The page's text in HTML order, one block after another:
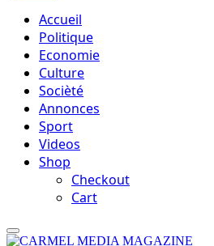
Accueil
Politique
Economie
Culture
Socièté
Annonces
Sport
Videos
Shop
Checkout
Cart